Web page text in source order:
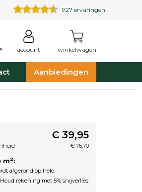
927 ervaringen
account winkelwagen
Aanbiedingen
€ 39,95
€ 76,70
m2:
afgerond op hele
rekening met 5% snijverlies